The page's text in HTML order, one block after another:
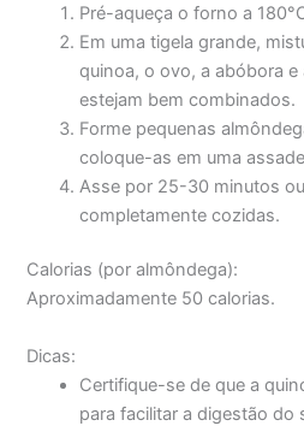
Pré-aqueça o forno a
Em uma tigela grande,
quinoa, o ovo, a abóbora e
estejam bem combinados.
Forme pequenas
coloque-as em uma
Asse por 25-30 minutos
completamente cozidas.
Calorias (por almôndega):
Aproximadamente 50 calorias.
Dicas:
Certifique-se de que a
para facilitar a digestão do